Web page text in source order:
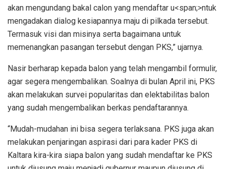
akan mengundang bakal calon yang mendaftar u<span;>ntuk
mengadakan dialog kesiapannya maju di pilkada tersebut.
Termasuk visi dan misinya serta bagaimana untuk
memenangkan pasangan tersebut dengan PKS,” ujarnya.
Nasir berharap kepada balon yang telah mengambil formulir,
agar segera mengembalikan. Soalnya di bulan April ini, PKS
akan melakukan survei popularitas dan elektabilitas balon
yang sudah mengembalikan berkas pendaftarannya.
“Mudah-mudahan ini bisa segera terlaksana. PKS juga akan
melakukan penjaringan aspirasi dari para kader PKS di
Kaltara kira-kira siapa balon yang sudah mendaftar ke PKS